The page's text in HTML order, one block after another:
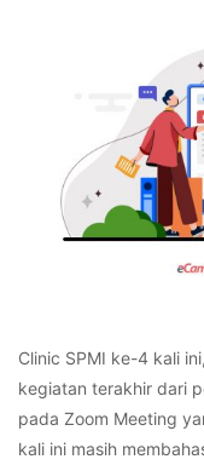
Clinic SPMI ke-4 kali
kegiatan terakhir dari
pada Zoom Meeting
kali ini masih